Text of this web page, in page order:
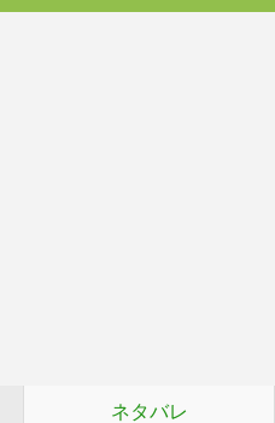
ネタバレ